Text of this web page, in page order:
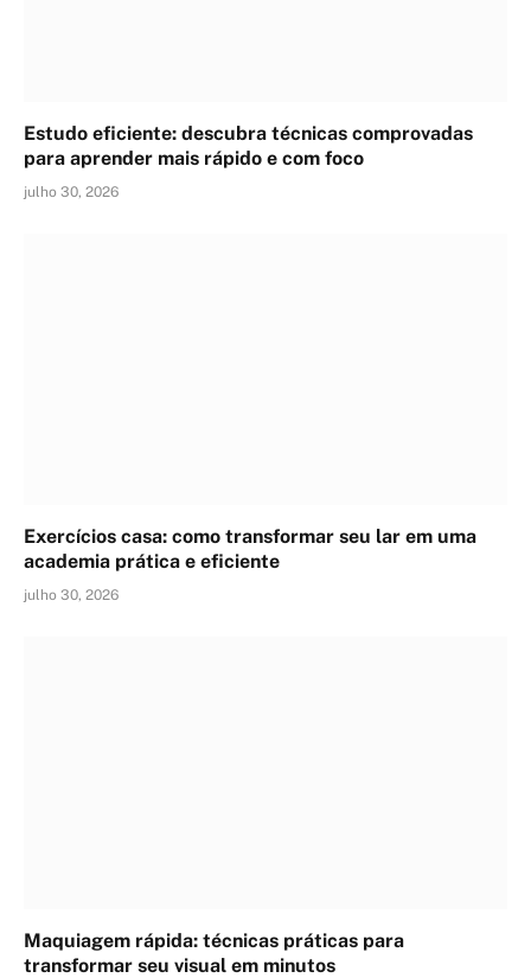
Estudo eficiente: descubra técnicas comprovadas
para aprender mais rápido e com foco
julho 30, 2026
Exercícios casa: como transformar seu lar em uma
academia prática e eficiente
julho 30, 2026
Maquiagem rápida: técnicas práticas para
transformar seu visual em minutos